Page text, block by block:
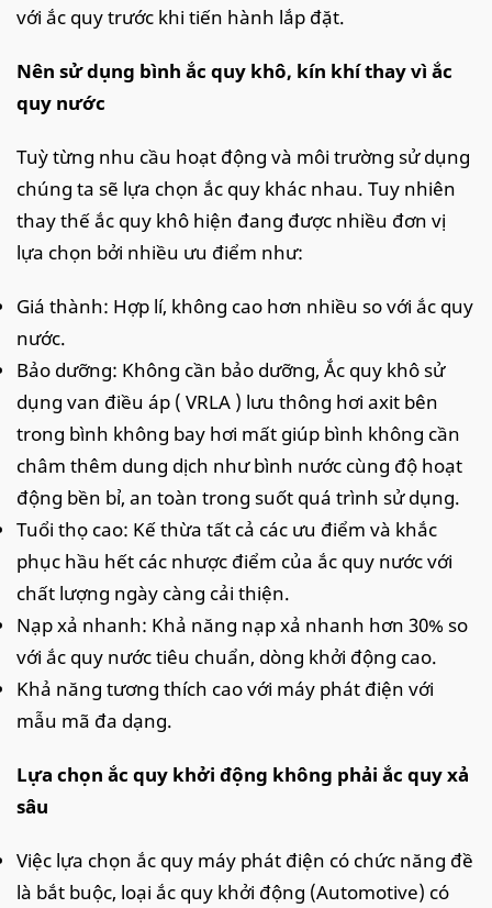
với ắc quy trước khi tiến hành lắp đặt.
Nên sử dụng bình ắc quy khô, kín khí thay vì ắc
quy nước
Tuỳ từng nhu cầu hoạt động và môi trường sử dụng
chúng ta sẽ lựa chọn ắc quy khác nhau. Tuy nhiên
thay thế ắc quy khô hiện đang được nhiều đơn vị
lựa chọn bởi nhiều ưu điểm như:
Giá thành: Hợp lí, không cao hơn nhiều so với ắc quy
nước.
Bảo dưỡng: Không cần bảo dưỡng, Ắc quy khô sử
dụng van điều áp ( VRLA ) lưu thông hơi axit bên
trong bình không bay hơi mất giúp bình không cần
châm thêm dung dịch như bình nước cùng độ hoạt
động bền bỉ, an toàn trong suốt quá trình sử dụng.
Tuổi thọ cao: Kế thừa tất cả các ưu điểm và khắc
phục hầu hết các nhược điểm của ắc quy nước với
chất lượng ngày càng cải thiện.
Nạp xả nhanh: Khả năng nạp xả nhanh hơn 30% so
với ắc quy nước tiêu chuẩn, dòng khởi động cao.
Khả năng tương thích cao với máy phát điện với
mẫu mã đa dạng.
Lựa chọn ắc quy khởi động không phải ắc quy xả
sâu
Việc lựa chọn ắc quy máy phát điện có chức năng đề
là bắt buộc, loại ắc quy khởi động (Automotive) có